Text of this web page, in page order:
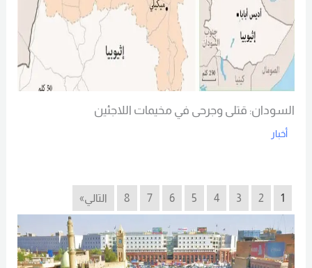
السودان: قتلى وجرحى في مخيمات اللاجئين
أخبار
1
2
3
4
5
6
7
8 التالي»